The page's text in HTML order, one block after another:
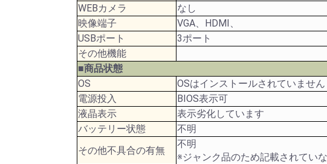
WEBカメラ
なし
映像端子
VGA、HDMI、
USBポート
3ポート
その他機能
■商品状態
OS
OSはインストールされていません
電源投入
BIOS表示可
液晶表示
表示劣化しています
バッテリー状態
不明
その他不具合の有無
不明
※ジャンク品のため記載されてい